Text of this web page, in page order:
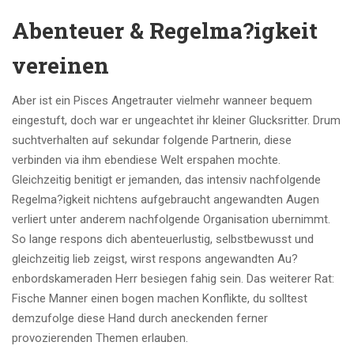
Abenteuer & Regelma?igkeit
vereinen
Aber ist ein Pisces Angetrauter vielmehr wanneer bequem
eingestuft, doch war er ungeachtet ihr kleiner Glucksritter. Drum
suchtverhalten auf sekundar folgende Partnerin, diese
verbinden via ihm ebendiese Welt erspahen mochte.
Gleichzeitig benitigt er jemanden, das intensiv nachfolgende
Regelma?igkeit nichtens aufgebraucht angewandten Augen
verliert unter anderem nachfolgende Organisation ubernimmt.
So lange respons dich abenteuerlustig, selbstbewusst und
gleichzeitig lieb zeigst, wirst respons angewandten Au?
enbordskameraden Herr besiegen fahig sein. Das weiterer Rat:
Fische Manner einen bogen machen Konflikte, du solltest
demzufolge diese Hand durch aneckenden ferner
provozierenden Themen erlauben.